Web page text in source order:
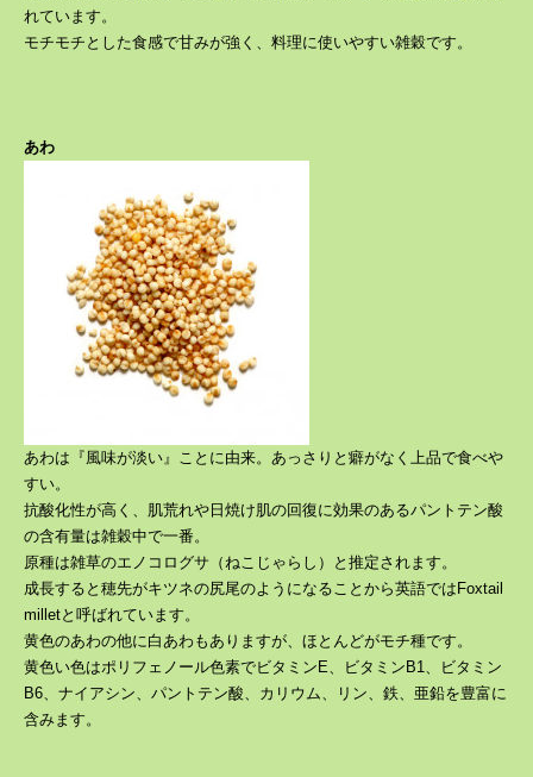
れています。
モチモチとした食感で甘みが強く、料理に使いやすい雑穀です。
あわ
あわは『風味が淡い』ことに由来。あっさりと癖がなく上品で食べや
すい。
抗酸化性が高く、肌荒れや日焼け肌の回復に効果のあるパントテン酸
の含有量は雑穀中で一番。
原種は雑草のエノコログサ（ねこじゃらし）と推定されます。
成長すると穂先がキツネの尻尾のようになることから英語ではFoxtail
milletと呼ばれています。
黄色のあわの他に白あわもありますが、ほとんどがモチ種です。
黄色い色はポリフェノール色素でビタミンE、ビタミンB1、ビタミン
B6、ナイアシン、パントテン酸、カリウム、リン、鉄、亜鉛を豊富に
含みます。